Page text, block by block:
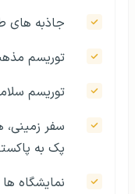
جاذبه های
توریسم
توریسم
سفر زمینی،
پک به
نمایشگاه